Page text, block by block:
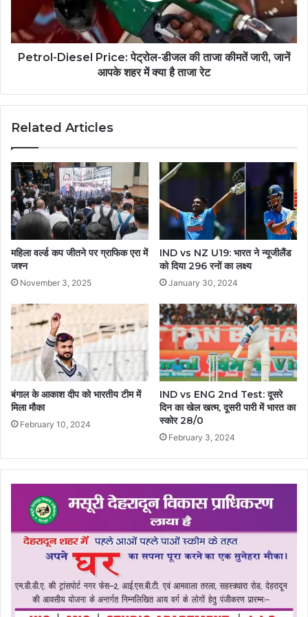
Petrol-Diesel Price: पेट्रोल-डीजल की ताजा कीमतें जारी, जानें
आपके शहर में क्या है ताजा रेट
Related Articles
महिला वर्ल्ड कप जीतने पर ग्राफिक एरा में
जश्न
November 3, 2025
IND vs NZ U19: भारत ने न्यूजीलैंड
को दिया 296 रनों का लक्ष्य
January 30, 2024
बंगाल के आकाश दीप को भारतीय टीम में
मिला मौका
February 10, 2024
IND vs ENG 2nd Test: दूसरे
दिन का खेल खत्म, दूसरी पारी में भारत का
स्कोर 28/0
February 3, 2024